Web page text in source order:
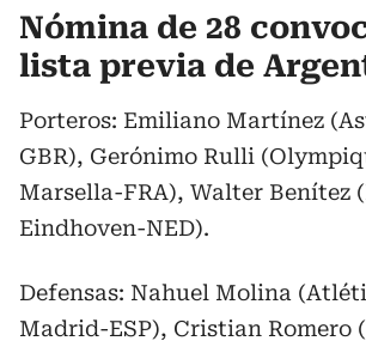
Nómina de 28
lista previa de
Porteros: Emiliano Martínez
GBR), Gerónimo Rulli
Marsella-FRA), Walter Benítez
Eindhoven-NED).
Defensas: Nahuel Molina
Madrid-ESP), Cristian Romero